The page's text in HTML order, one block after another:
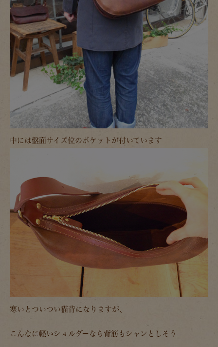
中には盤面サイズ位のポケットが付いています
寒いとついつい猫背になりますが、
こんなに軽いショルダーなら背筋もシャンとしそう